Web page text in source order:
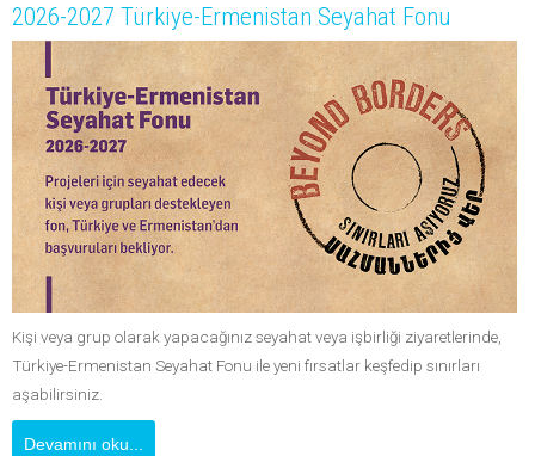
2026-2027 Türkiye-Ermenistan Seyahat Fonu
Kişi veya grup olarak yapacağınız seyahat veya işbirliği ziyaretlerinde,
Türkiye-Ermenistan Seyahat Fonu ile yeni fırsatlar keşfedip sınırları
aşabilirsiniz.
Devamını oku...